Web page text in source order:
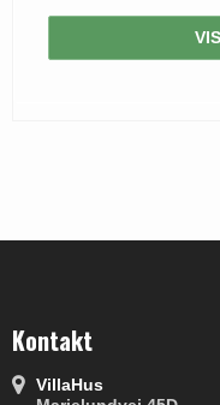
Kontakt
VillaHus